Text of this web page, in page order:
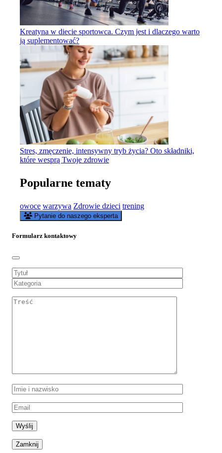
Kreatyna w diecie sportowca. Czym jest i dlaczego warto
ją suplementować?
Stres, zmęczenie, intensywny tryb życia? Oto składniki,
które wesprą Twoje zdrowie
Popularne tematy
owoce warzywa Zdrowie dzieci trening
Pytanie do naszego eksperta
Formularz kontaktowy
Zamknij